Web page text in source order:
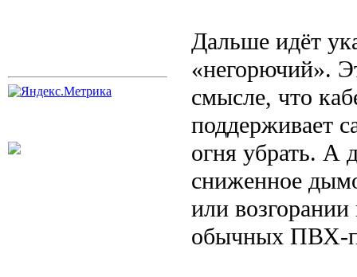
Дальше идёт
«негорючий».
смысле, что
поддерживает
огня убрать. А
сниженное
или
обычных ПВХ-